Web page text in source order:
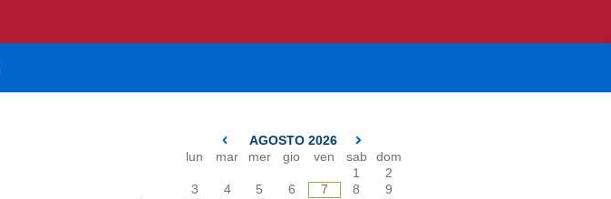
AGOSTO 2026
lun
mar mer gio ven sab
dom
1
2
3
4 5 6 7 8
9